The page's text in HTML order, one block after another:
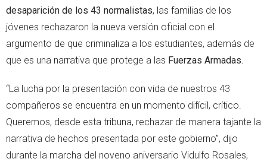
desaparición de los 43 normalistas, las familias de los
jóvenes rechazaron la nueva versión oficial con el
argumento de que criminaliza a los estudiantes, además de
que es una narrativa que protege a las Fuerzas Armadas.
“La lucha por la presentación con vida de nuestros 43
compañeros se encuentra en un momento difícil, crítico.
Queremos, desde esta tribuna, rechazar de manera tajante la
narrativa de hechos presentada por este gobierno”, dijo
durante la marcha del noveno aniversario Vidulfo Rosales,